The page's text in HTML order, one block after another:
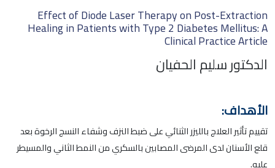
Effect of Diode Laser Therapy on Post-Extraction
Healing in Patients with Type 2 Diabetes Mellitus: A
Clinical Practice Article
الدكتور سليم الحفيان
الأهداف:
تقييم تأثير العلاج بالليزر الثنائي على ضبط النزف وشفاء النسج الرخوة بعد
قلع الأسنان لدى المرضى المصابين بالسكري من النمط الثاني والمسيطر
عليه.